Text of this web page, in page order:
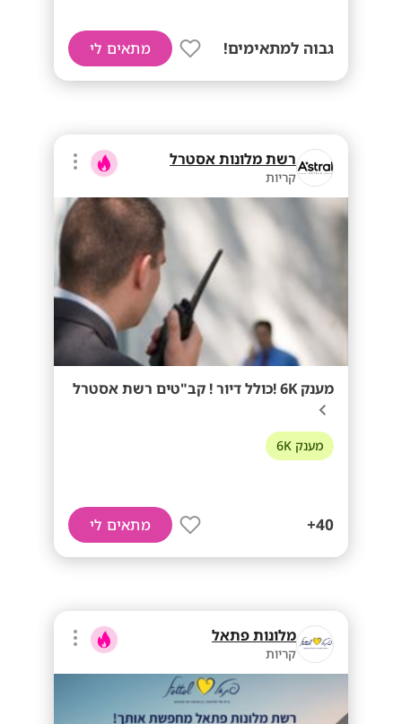
גבוה למתאימים! מתאים לי
רשת מלונות אסטרל
קריות
מענק 6K !כולל דיור ! קב"טים רשת אסטרל
מענק 6K
40+ מתאים לי
מלונות פתאל
קריות